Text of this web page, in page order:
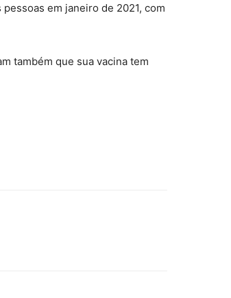
em janeiro de 2021, com
também que sua vacina tem